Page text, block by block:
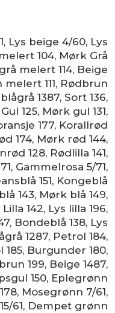
, Lys beige 4/60, Lys
104, Mørk Grå
melert 114, Beige
melert 111, Rødbrun
1387, Sort 136,
Gul 125, Mørk gul 131,
177, Korallrød
174, Mørk rød 144,
128, Rødlilla 141,
, Gammelrosa 5/71,
151, Kongeblå
143, Mørk blå 149,
Lilla 142, Lys lilla 196,
, Bondeblå 138, Lys
1287, Petrol 184,
185, Burgunder 180,
199, Beige 1487,
150, Eplegrønn
, Mosegrønn 7/61,
61, Dempet grønn